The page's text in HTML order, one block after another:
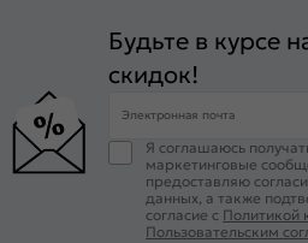
Будьте в курсе
скидок!
Электронная почта
Я соглашаюсь
маркетинговые
предоставляю
данных, а также
согласие с Политикой
Пользовательским